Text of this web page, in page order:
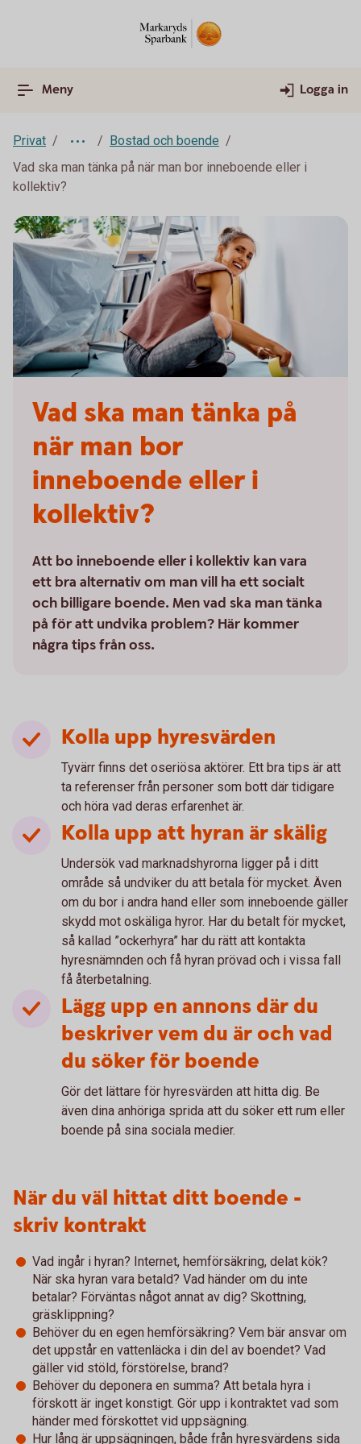
Meny Logga in
Privat
Bostad och boende
Vad ska man tänka på när man bor inneboende eller i
kollektiv?
Vad ska man tänka på
när man bor
inneboende eller i
kollektiv?
Att bo inneboende eller i kollektiv kan vara
ett bra alternativ om man vill ha ett socialt
och billigare boende. Men vad ska man tänka
på för att undvika problem? Här kommer
några tips från oss.
Kolla upp hyresvärden
Tyvärr finns det oseriösa aktörer. Ett bra tips är att
ta referenser från personer som bott där tidigare
och höra vad deras erfarenhet är.
Kolla upp att hyran är skälig
Undersök vad marknadshyrorna ligger på i ditt
område så undviker du att betala för mycket. Även
om du bor i andra hand eller som inneboende gäller
skydd mot oskäliga hyror. Har du betalt för mycket,
så kallad ”ockerhyra” har du rätt att kontakta
hyresnämnden och få hyran prövad och i vissa fall
få återbetalning.
Lägg upp en annons där du
beskriver vem du är och vad
du söker för boende
Gör det lättare för hyresvärden att hitta dig. Be
även dina anhöriga sprida att du söker ett rum eller
boende på sina sociala medier.
När du väl hittat ditt boende -
skriv kontrakt
Vad ingår i hyran? Internet, hemförsäkring, delat kök?
När ska hyran vara betald? Vad händer om du inte
betalar? Förväntas något annat av dig? Skottning,
gräsklippning?
Behöver du en egen hemförsäkring? Vem bär ansvar om
det uppstår en vattenläcka i din del av boendet? Vad
gäller vid stöld, förstörelse, brand?
Behöver du deponera en summa? Att betala hyra i
förskott är inget konstigt. Gör upp i kontraktet vad som
händer med förskottet vid uppsägning.
Hur lång är uppsägningen, både från hyresvärdens sida